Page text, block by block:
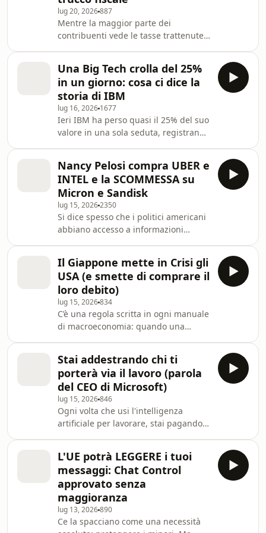
va a vivere in affitto, l'altro resta a
casa dei genitori e investe la
differenza. Analizziamo i dati reali di
Eurostat, ISTAT e OCSE sull'emanc
lug 20, 2026887
Mentre la maggior parte dei
contribuenti vede le tasse trattenute
muove all'interno di un sistema fiscale
completamente diverso. Non si tratta
di evasione fiscale o di paradisi
tropicali, ma di un meccanismo
perfettamente legale noto come "Buy,
Borrow, Die" (Compra, Indebitati,
Muori). In questo video analizziamo
nel detta
Una Big Tech crolla del 25%
in un giorno: cosa ci dice la
storia di IBM
lug 16, 2026 1677
Ieri IBM ha perso quasi il 25% del suo
valore in una sola seduta, registrando
un peggioramento delle stime di
appena il 3% sui risultati preliminari
del Q2 2026 produca un crollo simile?
In questo video analizziamo la
matematica delle aspettative e il
meccanismo della doppia contrazione
(utili e multipli) che spiega questo c
Nancy Pelosi compra UBER e
INTEL e la SCOMMESSA su
Micron e Sandisk
lug 15, 20262350
Si dice spesso che i politici americani
abbiano accesso a informazioni
Pelosi ha sovraperformato l'S&P 500,
registrando un +25% contro il +17%
del mercato. A fine giugno, la Pelosi
ha incrementato due posizioni chiave:
Uber e Intel. In questo video facciamo
un'analisi operativa "a tavolino"
partendo proprio da queste i
Il Giappone mette in Crisi gli
USA (e smette di comprare il
loro debito)
lug 15, 2026834
C’è una regola scritta in ogni manuale
di macroeconomia: quando una
rialzo storico della Bank of Japan
all'1% (il massimo da 31 anni), lo Yen è
crollato ai minimi dal 1986. Perché i
manuali stanno fallendo? La risposta
sta in un concetto chiave che la Banca
dei Regolamenti Internazionali indica
come il rischio principale di q
Stai addestrando chi ti
porterà via il lavoro (parola
del CEO di Microsoft)
lug 15, 2026846
Ogni volta che usi l'intelligenza
artificiale per lavorare, stai pagando
tuo mestiere: la conoscenza e
l'esperienza che le regali prompt
dopo prompt. In questo video
analizziamo il saggio di Satya Nadella
(CEO di Microsoft) sul "Paradosso
dell'Informazione Rovesciato".
L'UE potrà LEGGERE i tuoi
messaggi: Chat Control
approvato senza
maggioranza
lug 13, 2026890
Ce la spacciano come una necessità